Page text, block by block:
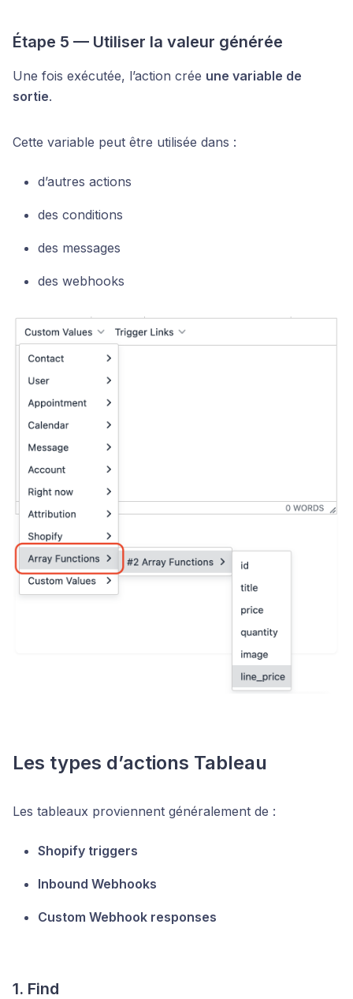
Étape 5 — Utiliser la valeur générée
Une fois exécutée, l’action crée une variable de
sortie.
Cette variable peut être utilisée dans :
d’autres actions
des conditions
des messages
des webhooks
Les types d’actions Tableau
Les tableaux proviennent généralement de :
Shopify triggers
Inbound Webhooks
Custom Webhook responses
1. Find